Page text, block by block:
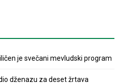
je svečani mevludski program
dženazu za deset žrtava